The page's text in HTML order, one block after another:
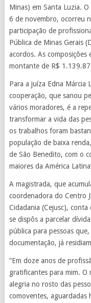
Minas) em Santa Luzia.
6 de novembro, ocorreu
participação de
Pública de Minas Gerais
acordos. As composições
montante de R$
Para a juíza Edna Márcia
cooperação, que sanou
vários moradores, é a
transformar a vida das
os trabalhos foram
população de baixa
de São Benedito, com o
maiores da América
A magistrada, que
coordenadora do Centro
Cidadania (Cejusc), conta
se dispôs a parcelar
pública para pessoas
documentação, já
“Em doze anos de
gratificantes para mim.
alegria no rosto das
comoventes, aguardadas